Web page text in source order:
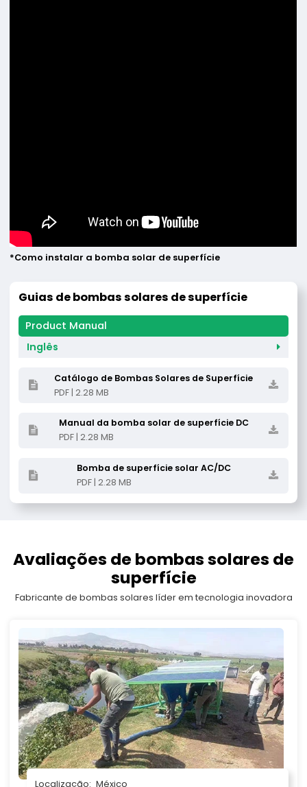
*Como instalar a bomba solar de superfície
Guias de bombas solares de superfície
Inglês
Catálogo de Bombas Solares de Superfície
PDF | 2.28 MB
Manual da bomba solar de superfície DC
PDF | 2.28 MB
Bomba de superfície solar AC/DC
PDF | 2.28 MB
Avaliações de bombas solares de
superfície
Fabricante de bombas solares líder em tecnologia inovadora
Localização: México